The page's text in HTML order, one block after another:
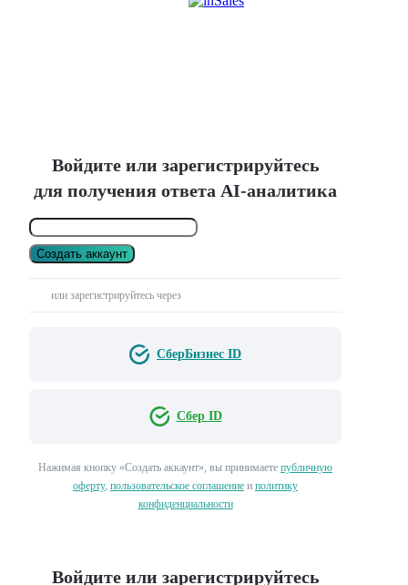
Войдите или зарегистрируйтесь
для получения ответа AI-аналитика
Создать аккаунт
или зарегистрируйтесь через
СберБизнес ID
Сбер ID
Нажимая кнопку «Создать аккаунт», вы принимаете публичную
оферту, пользовательское соглашение и политику
конфиденциальности
Войдите или зарегистрируйтесь